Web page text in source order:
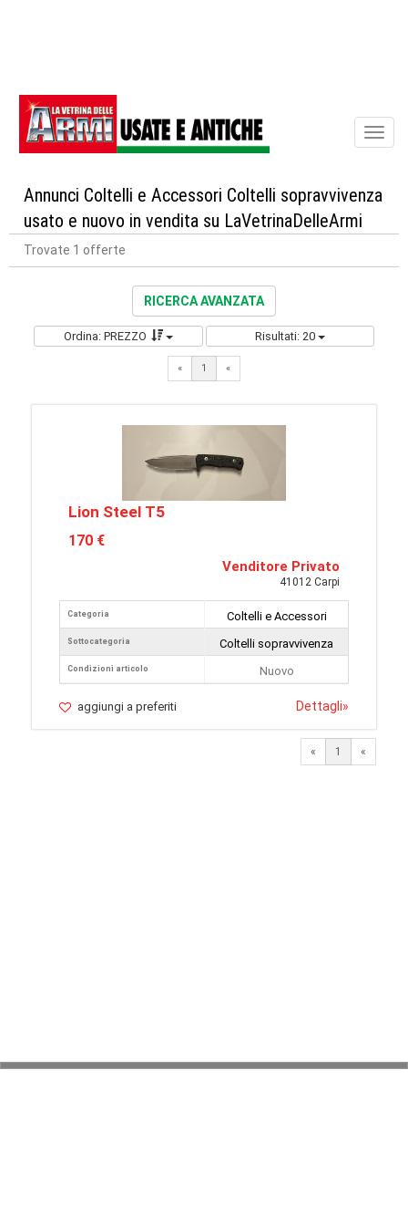
Annunci Coltelli e Accessori Coltelli sopravvivenza
usato e nuovo in vendita su LaVetrinaDelleArmi
Trovate 1 offerte
RICERCA AVANZATA
Ordina: PREZZO Risultati: 20
« 1 «
Lion Steel T5
170 €
Venditore Privato
41012 Carpi
Categoria
Sottocategoria
Condizioni articolo
Coltelli e Accessori
Coltelli sopravvivenza
Nuovo
aggiungi a preferiti Dettagli»
« 1 «